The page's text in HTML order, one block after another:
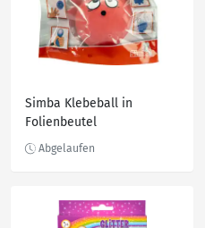
Simba Klebeball in
Folienbeutel